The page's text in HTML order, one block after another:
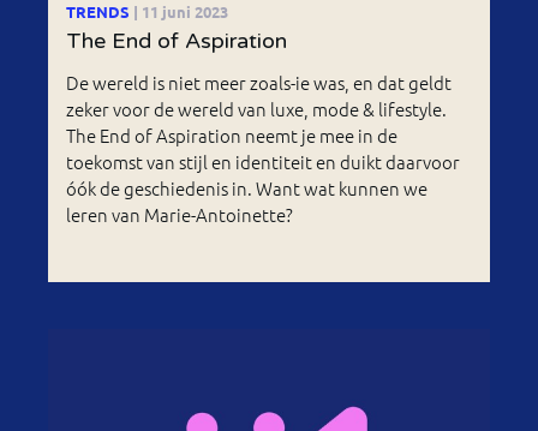
TRENDS | 11 juni 2023
The End of Aspiration
De wereld is niet meer zoals-ie was, en dat geldt
zeker voor de wereld van luxe, mode & lifestyle.
The End of Aspiration neemt je mee in de
toekomst van stijl en identiteit en duikt daarvoor
óók de geschiedenis in. Want wat kunnen we
leren van Marie-Antoinette?